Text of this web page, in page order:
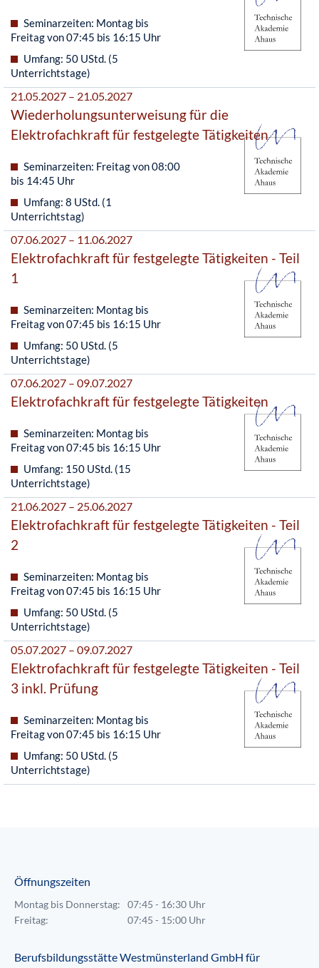
Seminarzeiten: Montag bis
Freitag von 07:45 bis 16:15 Uhr
Umfang: 50 UStd. (5
Unterrichtstage)
21.05.2027 – 21.05.2027
Wiederholungsunterweisung für die
Elektrofachkraft für festgelegte Tätigkeiten
Seminarzeiten: Freitag von 08:00
bis 14:45 Uhr
Umfang: 8 UStd. (1
Unterrichtstag)
07.06.2027 – 11.06.2027
Elektrofachkraft für festgelegte Tätigkeiten - Teil
1
Seminarzeiten: Montag bis
Freitag von 07:45 bis 16:15 Uhr
Umfang: 50 UStd. (5
Unterrichtstage)
07.06.2027 – 09.07.2027
Elektrofachkraft für festgelegte Tätigkeiten
Seminarzeiten: Montag bis
Freitag von 07:45 bis 16:15 Uhr
Umfang: 150 UStd. (15
Unterrichtstage)
21.06.2027 – 25.06.2027
Elektrofachkraft für festgelegte Tätigkeiten - Teil
2
Seminarzeiten: Montag bis
Freitag von 07:45 bis 16:15 Uhr
Umfang: 50 UStd. (5
Unterrichtstage)
05.07.2027 – 09.07.2027
Elektrofachkraft für festgelegte Tätigkeiten - Teil
3 inkl. Prüfung
Seminarzeiten: Montag bis
Freitag von 07:45 bis 16:15 Uhr
Umfang: 50 UStd. (5
Unterrichtstage)
Öffnungszeiten
Montag bis Donnerstag:
07:45 - 16:30 Uhr
Freitag:
07:45 - 15:00 Uhr
Berufsbildungsstätte Westmünsterland GmbH für